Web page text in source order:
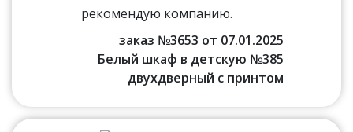
рекомендую компанию.
заказ №3653 от 07.01.2025
Белый шкаф в детскую №385
двухдверный с принтом